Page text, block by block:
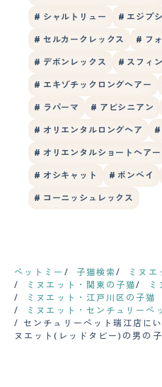
# シャルトリュー # エジプ
# セルカークレックス # フ
# デボンレックス # スフィ
# エキゾチックロングヘアー
# ラパーマ # アビシニアン
# オリエンタルロングヘア #
# オリエンタルショートヘアー
# オシキャット # ボンベイ
# コーニッシュレックス
ペットミー 子猫検索
ミヌエ
ミヌエット・関東の子猫
ミヌエット・江戸川区の子猫
ミヌエット・センチュリーペ
センチュリーペット瑞江店に
ヌエット(レッドタビー)の男の